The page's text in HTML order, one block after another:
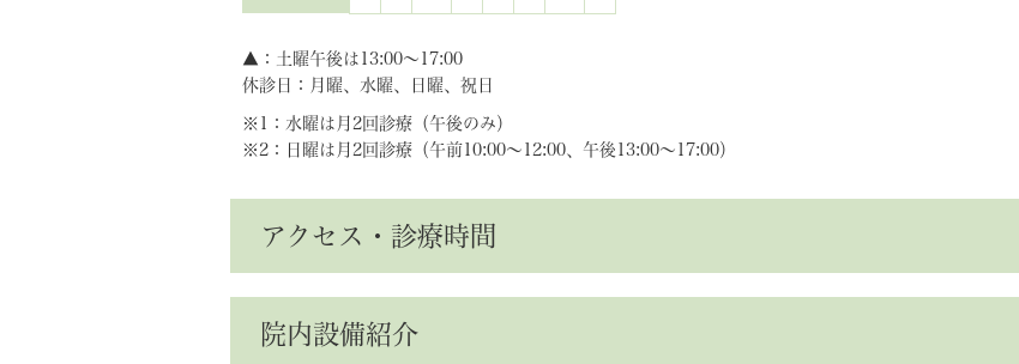
▲：土曜午後は13:00～17:00
休診日：月曜、水曜、日曜、祝日
※1：水曜は月2回診療（午後のみ）
※2：日曜は月2回診療（午前10:00～12:00、午後13:00～17:00）
アクセス・診療時間
院内設備紹介